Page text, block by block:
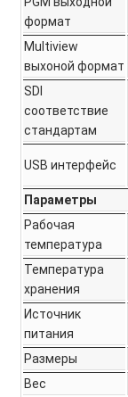
формат
Multiview
выхоной формат
SDI
cоответствие
стандартам
USB интерфейс
Параметры
Рабочая
температура
Температура
хранения
Источник
питания
Размеры
Вес